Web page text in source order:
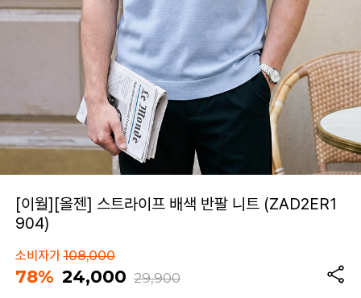
[이월][올젠] 스트라이프 배색 반팔 니트 (ZAD2ER1
904)
소비자가108,000
78% 24,000 29,900